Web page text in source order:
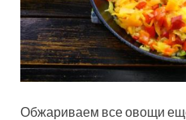
Обжариваем все овощи